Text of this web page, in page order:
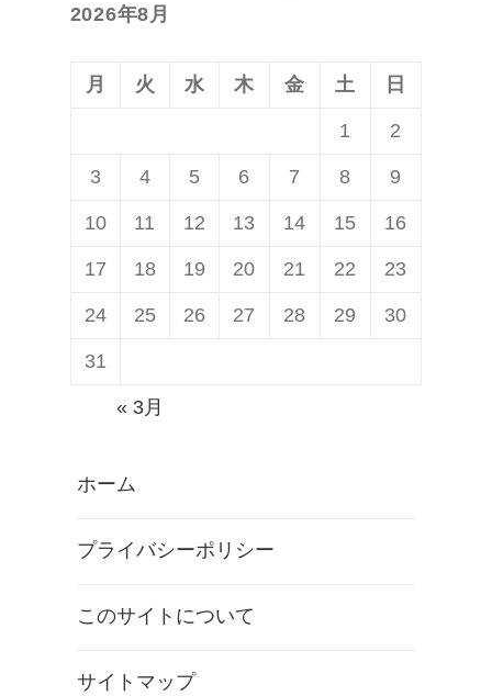
2026年8月
月 火 水 木 金 土 日
1 2
3 4 5 6 7 8 9
10 11 12 13 14 15 16
17 18 19 20 21 22 23
24 25 26 27 28 29 30
31
« 3月
ホーム
プライバシーポリシー
このサイトについて
サイトマップ